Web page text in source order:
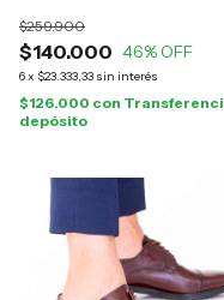
$140.000
$259.900
46% OFF
6x $23.333,33 sin interés
$126.000 con
depósito